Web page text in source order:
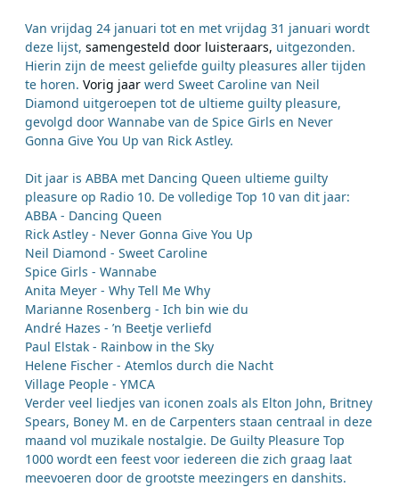
Van vrijdag 24 januari tot en met vrijdag 31 januari wordt
deze lijst, samengesteld door luisteraars, uitgezonden.
Hierin zijn de meest geliefde guilty pleasures aller tijden
te horen. Vorig jaar werd Sweet Caroline van Neil
Diamond uitgeroepen tot de ultieme guilty pleasure,
gevolgd door Wannabe van de Spice Girls en Never
Gonna Give You Up van Rick Astley.
Dit jaar is ABBA met Dancing Queen ultieme guilty
pleasure op Radio 10. De volledige Top 10 van dit jaar:
ABBA - Dancing Queen
Rick Astley - Never Gonna Give You Up
Neil Diamond - Sweet Caroline
Spice Girls - Wannabe
Anita Meyer - Why Tell Me Why
Marianne Rosenberg - Ich bin wie du
André Hazes - ’n Beetje verliefd
Paul Elstak - Rainbow in the Sky
Helene Fischer - Atemlos durch die Nacht
Village People - YMCA
Verder veel liedjes van iconen zoals als Elton John, Britney
Spears, Boney M. en de Carpenters staan centraal in deze
maand vol muzikale nostalgie. De Guilty Pleasure Top
1000 wordt een feest voor iedereen die zich graag laat
meevoeren door de grootste meezingers en danshits.